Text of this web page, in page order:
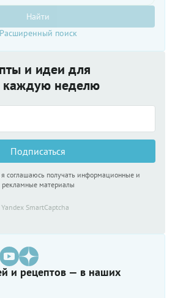
Найти
Расширенный поиск
и идеи для
каждую неделю
Подписаться
соглашаюсь получать информационные и
рекламные материалы
SmartCaptcha
и рецептов — в наших